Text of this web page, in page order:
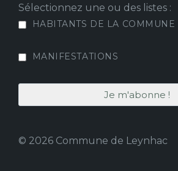
Sélectionnez une ou des listes :
HABITANTS DE LA COMMUNE
MANIFESTATIONS
© 2026 Commune de Leynhac